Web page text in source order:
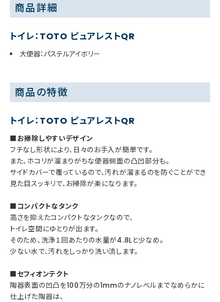
商品詳細
トイレ：TOTO ピュアレストQR
大便器：パステルアイボリー
商品の特徴
トイレ：TOTO ピュアレストQR
■お掃除しやすいデザイン
フチなし形状により、日々のお手入が簡単です。
また、ホコリが溜まりがちな便器側面の凸凹部分も。
サイドカバーで覆っているので、汚れが溜まるのを防ぐことができ
見た目スッキリで、お掃除が楽になります。
■コンパクトなタンク
高さを抑えたコンパクトなタンクなので、
トイレ空間にゆとりが出ます。
そのため、洗浄１回あたりの水量が4.8Lと少なめ。
少ない水で、汚れをしっかり洗い流します。
■セフィオンテクト
陶器表面の凹凸を100万分の1mmのナノレベルまでなめらかに
仕上げた陶器は、